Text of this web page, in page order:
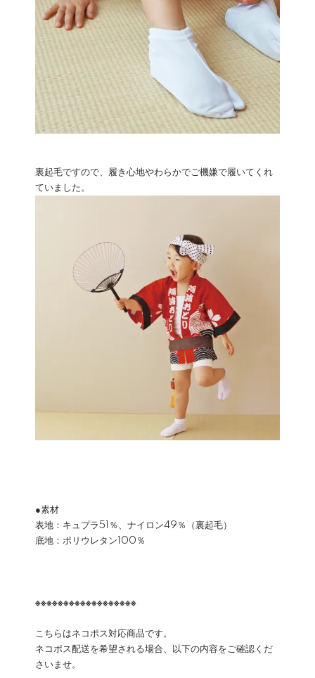
裏起毛ですので、履き心地やわらかでご機嫌で履いてくれ
ていました。
●素材
表地：キュプラ51％、ナイロン49％（裏起毛）
底地：ポリウレタン100％
※※※※※※※※※※※※※※※※※※
こちらはネコポス対応商品です。
ネコポス配送を希望される場合、以下の内容をご確認くだ
さいませ。